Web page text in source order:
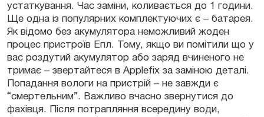
устаткування. Час заміни, коливається до 1 години.
Ще одна із популярних комплектуючих є – батарея.
Як відомо без акумулятора неможливий жоден
процес пристроїв Епл. Тому, якщо ви помітили що у
вас роздутий акумулятор або заряд вчиненого не
тримає – звертайтеся в Applefix за заміною деталі.
Попадання вологи на пристрій – не завжди є
“смертельним”. Важливо вчасно звернутися до
фахівця. Після потрапляння всередину води,